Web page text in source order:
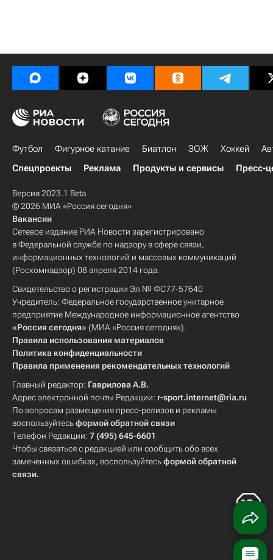
Футбол Фигурное катание Биатлон ЗОЖ Хоккей
Спецпроекты
Реклама Продукты и сервисы Пресс-
Версия 2023.1 Beta
© 2026 МИА «Россия сегодня»
Вакансии
Сетевое издание РИА Новости зарегистрировано
в Федеральной службе по надзору в сфере связи,
информационных технологий и массовых коммуникаций
(Роскомнадзор) 08 апреля 2014 года.
Свидетельство о регистрации Эл № ФС77-57640
Учредитель: Федеральное государственное унитарное
предприятие Международное информационное агентство
«Россия сегодня» (МИА «Россия сегодня»).
Правила использования материалов
Политика конфиденциальности
Правила применения рекомендательных технологий
Главный редактор: Гаврилова А.В.
Адрес электронной почты Редакции: r-sport.internet@ria.ru
По вопросам размещения пресс-релизов и рекламы
воспользуйтесьформой обратной связи
Телефон Редакции: 7 (495) 645-6601
Чтобы связаться с редакцией или сообщить обо всех
замеченных ошибках, воспользуйтесьформой обратной
связи.